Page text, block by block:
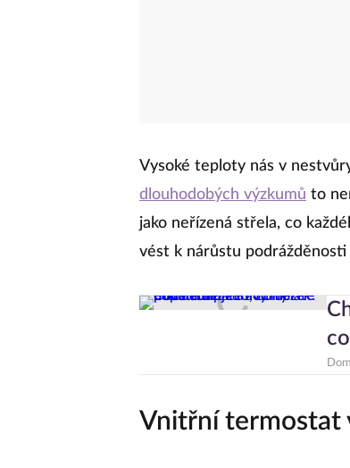
Vysoké teploty nás v
dlouhodobých výzkumů to
jako neřízená střela, co
vést k nárůstu podrážděnosti
Vnitřní termostat